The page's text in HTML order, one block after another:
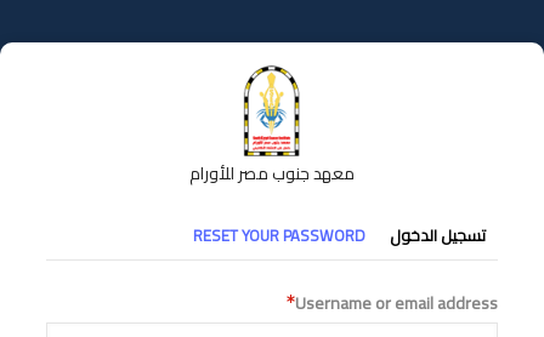
إلى
المحتوى
معهد جنوب مصر للأورام
التبويبات
الأساسية
تسجيل الدخول RESET YOUR PASSWORD
Username or email address